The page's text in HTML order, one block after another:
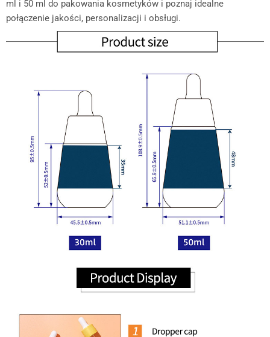
ml i 50 ml do pakowania kosmetyków i poznaj idealne
połączenie jakości, personalizacji i obsługi.